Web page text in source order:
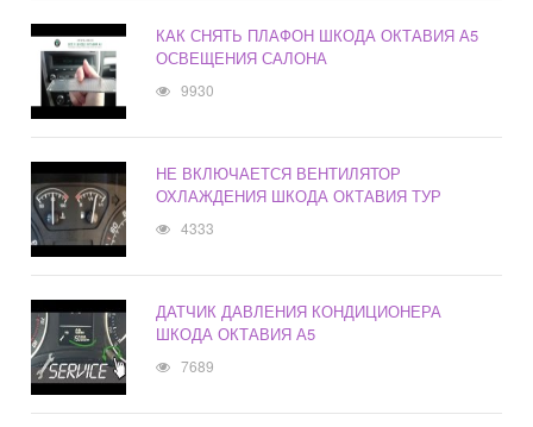
КАК СНЯТЬ ПЛАФОН ШКОДА ОКТАВИЯ А5
ОСВЕЩЕНИЯ САЛОНА
9930
НЕ ВКЛЮЧАЕТСЯ ВЕНТИЛЯТОР
ОХЛАЖДЕНИЯ ШКОДА ОКТАВИЯ ТУР
4333
ДАТЧИК ДАВЛЕНИЯ КОНДИЦИОНЕРА
ШКОДА ОКТАВИЯ А5
7689